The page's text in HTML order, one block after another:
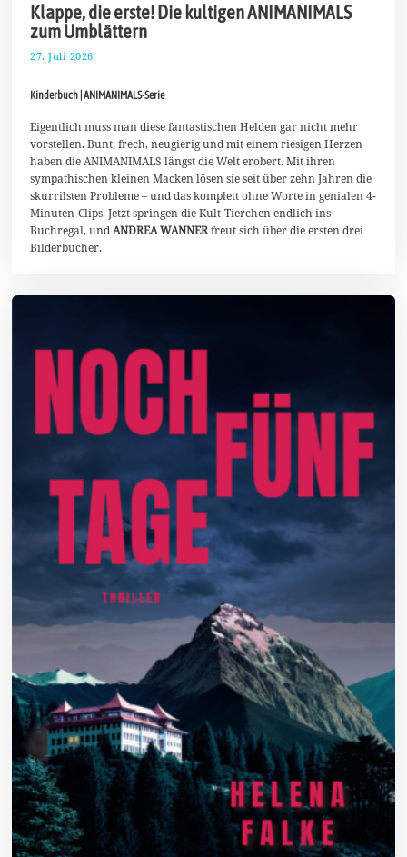
Klappe, die erste! Die kultigen ANIMANIMALS
zum Umblättern
27. Juli 2026
u
u
t
2
0
2
Kinderbuch | ANIMANIMALS-Serie
Eigentlich muss man diese fantastischen Helden gar nicht mehr
vorstellen. Bunt, frech, neugierig und mit einem riesigen Herzen
haben die ANIMANIMALS längst die Welt erobert. Mit ihren
sympathischen kleinen Macken lösen sie seit über zehn Jahren die
skurrilsten Probleme – und das komplett ohne Worte in genialen 4-
Minuten-Clips. Jetzt springen die Kult-Tierchen endlich ins
Buchregal, und ANDREA WANNERfreut sich über die ersten drei
Bilderbücher.